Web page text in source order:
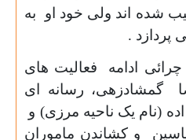
شده اند ولی خود او به
پردازد .
چرائی ادامه فعالیت های
گمشادزهی، رسانه ای
(نام یک ناحیه مرزی) و
و کشاندن ماموران